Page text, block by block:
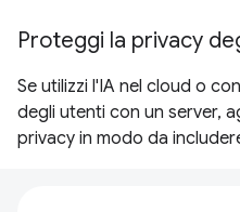
Proteggi la privacy
Se utilizzi l'IA nel cloud o
degli utenti con un server,
privacy in modo da